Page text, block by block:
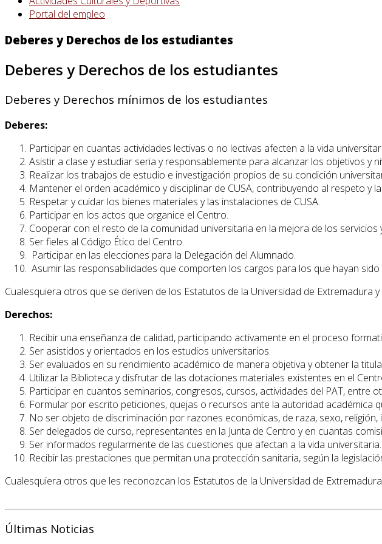
Portal del empleo
Deberes y Derechos de los estudiantes
Deberes y Derechos de los estudiantes
Deberes y Derechos mínimos de los estudiantes
Deberes:
Participar en cuantas actividades lectivas o no lectivas afecten a la vida
Asistir a clase y estudiar seria y responsablemente para alcanzar los objetivos y
Realizar los trabajos de estudio e investigación propios de su condición
Mantener el orden académico y disciplinar de CUSA, contribuyendo al respeto
Respetar y cuidar los bienes materiales y las instalaciones de CUSA.
Participar en los actos que organice el Centro.
Cooperar con el resto de la comunidad universitaria en la mejora de los
Ser fieles al Código Ético del Centro.
Participar en las elecciones para la Delegación del Alumnado.
Asumir las responsabilidades que comporten los cargos para los que hayan sido
Cualesquiera otros que se deriven de los Estatutos de la Universidad de Extremadura
Derechos:
Recibir una enseñanza de calidad, participando activamente en el proceso
Ser asistidos y orientados en los estudios universitarios.
Ser evaluados en su rendimiento académico de manera objetiva y obtener la
Utilizar la Biblioteca y disfrutar de las dotaciones materiales existentes en el
Participar en cuantos seminarios, congresos, cursos, actividades del PAT, entre
Formular por escrito peticiones, quejas o recursos ante la autoridad académica
No ser objeto de discriminación por razones económicas, de raza, sexo, religión,
Ser delegados de curso, representantes en la Junta de Centro y en cuantas
Ser informados regularmente de las cuestiones que afectan a la vida universitaria.
Recibir las prestaciones que permitan una protección sanitaria, según la
Cualesquiera otros que les reconozcan los Estatutos de la Universidad de
Últimas Noticias